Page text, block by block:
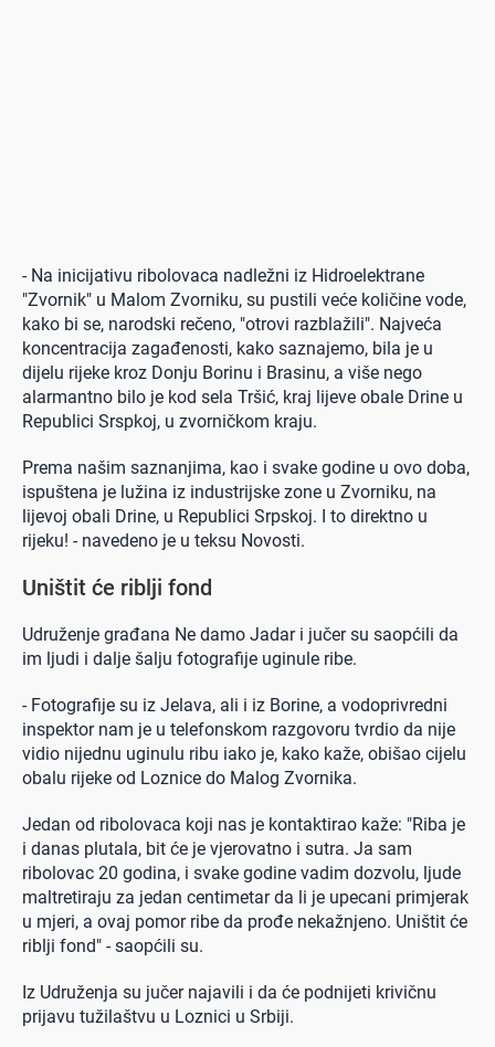
- Na inicijativu ribolovaca nadležni iz Hidroelektrane
"Zvornik" u Malom Zvorniku, su pustili veće količine vode,
kako bi se, narodski rečeno, "otrovi razblažili". Najveća
koncentracija zagađenosti, kako saznajemo, bila je u
dijelu rijeke kroz Donju Borinu i Brasinu, a više nego
alarmantno bilo je kod sela Tršić, kraj lijeve obale Drine u
Republici Srspkoj, u zvorničkom kraju.
Prema našim saznanjima, kao i svake godine u ovo doba,
ispuštena je lužina iz industrijske zone u Zvorniku, na
lijevoj obali Drine, u Republici Srpskoj. I to direktno u
rijeku! - navedeno je u teksu Novosti.
Uništit će riblji fond
Udruženje građana Ne damo Jadar i jučer su saopćili da
im ljudi i dalje šalju fotografije uginule ribe.
- Fotografije su iz Jelava, ali i iz Borine, a vodoprivredni
inspektor nam je u telefonskom razgovoru tvrdio da nije
vidio nijednu uginulu ribu iako je, kako kaže, obišao cijelu
obalu rijeke od Loznice do Malog Zvornika.
Jedan od ribolovaca koji nas je kontaktirao kaže: "Riba je
i danas plutala, bit će je vjerovatno i sutra. Ja sam
ribolovac 20 godina, i svake godine vadim dozvolu, ljude
maltretiraju za jedan centimetar da li je upecani primjerak
u mjeri, a ovaj pomor ribe da prođe nekažnjeno. Uništit će
riblji fond" - saopćili su.
Iz Udruženja su jučer najavili i da će podnijeti krivičnu
prijavu tužilaštvu u Loznici u Srbiji.